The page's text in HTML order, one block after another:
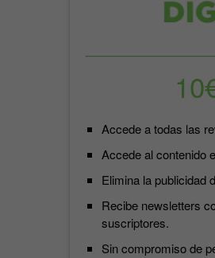
Accede a todas las
Accede al contenido
Elimina la publicidad
Recibe newsletters
suscriptores.
Sin compromiso de